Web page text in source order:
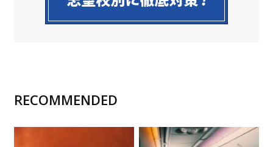
RECOMMENDED